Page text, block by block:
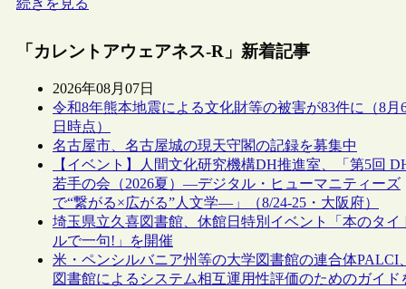
「カレントアウェアネス-R」新着記事
2026年08月07日
令和8年熊本地震による文化財等の被害が83件に（8月
日時点）
名古屋市、名古屋城の現天守閣の記録を募集中
【イベント】人間文化研究機構DH推進室、「第5回
若手の会（2026夏）―デジタル・ヒューマニティーズ
で“繋がる×広がる”人文学―」（8/24-25・大阪府）
埼玉県立久喜図書館、休館日特別イベント「本のタイ
ルで一句!」を開催
米・ペンシルバニア州等の大学図書館の連合体PALCI、
図書館によるシステム相互運用性評価のためのガイド